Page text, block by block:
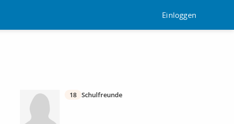
Einloggen
18 Schulfreunde